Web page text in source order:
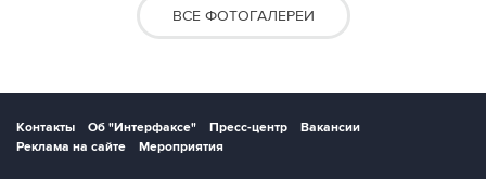
ВСЕ ФОТОГАЛЕРЕИ
Контакты Об "Интерфаксе" Пресс-центр
Вакансии
Реклама на сайте
Мероприятия